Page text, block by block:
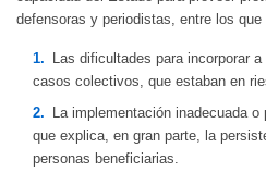
defensoras y periodistas, entre los que
Las dificultades para incorporar
casos colectivos, que estaban en
La implementación inadecuada
que explica, en gran parte, la
personas beneficiarias.